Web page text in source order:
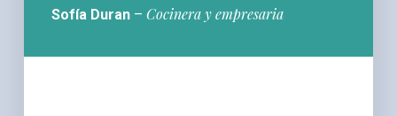
Sofía Duran –Cocinera y empresaria